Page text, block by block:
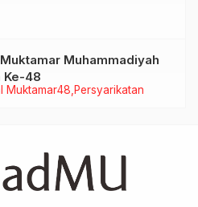
Muktamar48 Persyarikatan
Muhammadiyah
Ke-48